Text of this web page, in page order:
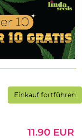
Einkauf fortführen
11.90 EUR